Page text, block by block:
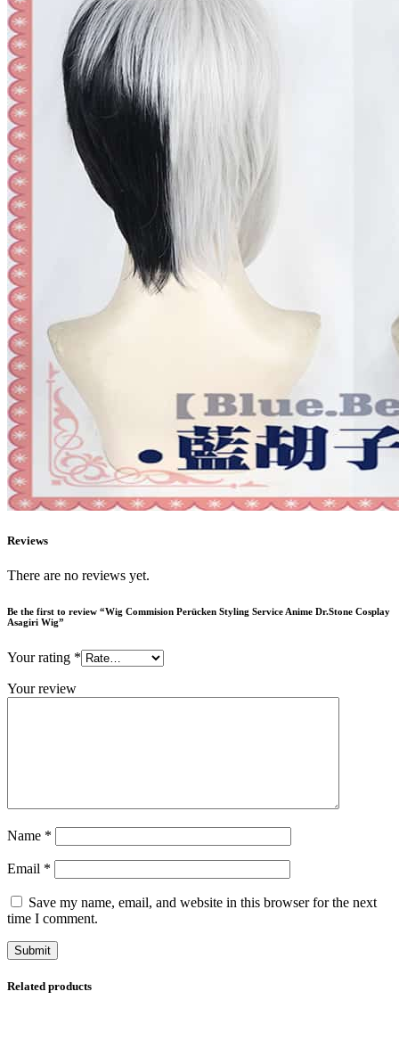
Reviews
There are no reviews yet.
Be the first to review “Wig Commision Perücken Styling Service Anime Dr.Stone Cosplay
Asagiri Wig”
Your rating *
Your review
Name *
Email *
Save my name, email, and website in this browser for the next
time I comment.
Related products